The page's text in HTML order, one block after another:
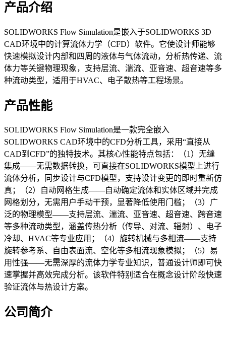
产品介绍
SOLIDWORKS Flow Simulation是嵌入于SOLIDWORKS 3D
CAD环境中的计算流体力学（CFD）软件。它使设计师能够
快速模拟设计内部和四周的液体与气体流动，分析热传递、流
体力等关键物理现象，支持层流、湍流、亚音速、超音速等多
种流动类型，适用于HVAC、电子散热等工程场景。
产品性能
SOLIDWORKS Flow Simulation是一款完全嵌入
SOLIDWORKS CAD环境中的CFD分析工具，采用“直接从
CAD到CFD”的独特技术。其核心性能特点包括：（1）无缝
集成——无需数据转换，可直接在SOLIDWORKS模型上进行
流体分析，同步设计与CFD模型，支持设计变更的即时重新仿
真；（2）自动网格生成——自动确定流体和实体区域并完成
网格划分，无需用户手动干预，显著降低使用门槛；（3）广
泛的物理模型——支持层流、湍流、亚音速、超音速、跨音速
等多种流动类型，涵盖传热分析（传导、对流、辐射）、电子
冷却、HVAC等专业应用；（4）旋转机械与多相流——支持
旋转参考系、自由表面流、空化等多相流现象模拟；（5）易
用性强——无需深厚的流体力学专业知识，普通设计师即可快
速掌握并高效完成分析。该软件特别适合在概念设计阶段快速
验证流体与热设计方案。
公司简介